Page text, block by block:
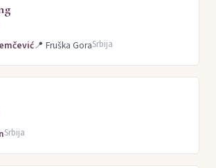
📍 Fruška GoraSrbija
Srbija